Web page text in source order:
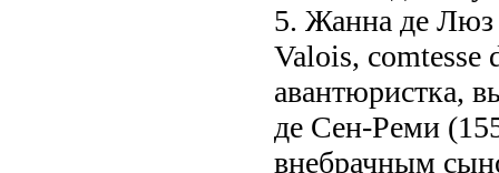
5. Жанна де Люз
Valois,
авантюристка,
де Сен-Реми
внебрачным